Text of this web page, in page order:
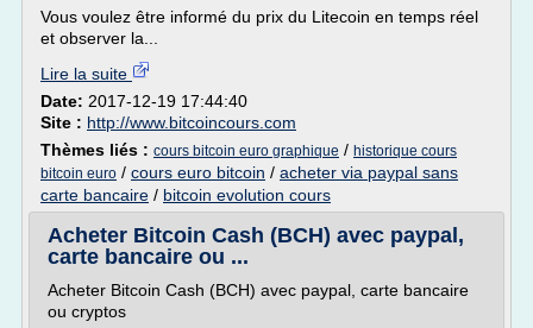
Vous voulez être informé du prix du Litecoin en temps réel
et observer la...
Lire la suite
Date: 2017-12-19 17:44:40
Site : http://www.bitcoincours.com
Thèmes liés : cours bitcoin euro graphique / historique cours
bitcoin euro / cours euro bitcoin / acheter via paypal sans
carte bancaire / bitcoin evolution cours
Acheter Bitcoin Cash (BCH) avec paypal,
carte bancaire ou ...
Acheter Bitcoin Cash (BCH) avec paypal, carte bancaire
ou cryptos